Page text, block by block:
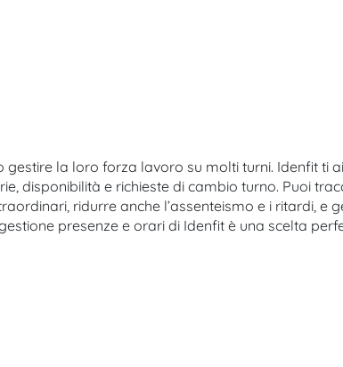
gestire la loro forza lavoro su molti turni. Idenfit ti
disponibilità e richieste di cambio turno. Puoi
ridurre anche l’assenteismo e i ritardi, e
presenze e orari di Idenfit è una scelta